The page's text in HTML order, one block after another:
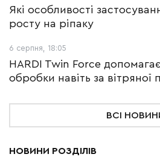
Які особливості
росту на ріпаку
6 серпня, 18:05
HARDI Twin Force
обробки навіть за вітряної
ВСІ
НОВИНИ РОЗДІЛІВ